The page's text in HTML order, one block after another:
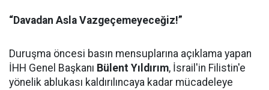
“Davadan Asla Vazgeçemeyeceğiz!”
Duruşma öncesi basın mensuplarına açıklama yapan
İHH Genel Başkanı Bülent Yıldırım, İsrail'in Filistin'e
yönelik ablukası kaldırılıncaya kadar mücadeleye